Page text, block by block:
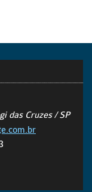
das Cruzes / SP